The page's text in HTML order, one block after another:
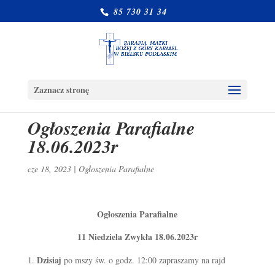
85 730 31 34
Zaznacz stronę
Ogłoszenia Parafialne
18.06.2023r
cze 18, 2023| Ogłoszenia Parafialne
Ogłoszenia Parafialne
11 Niedziela Zwykła 18.06.2023r
Dzisiaj po mszy św. o godz. 12:00 zapraszamy na rajd